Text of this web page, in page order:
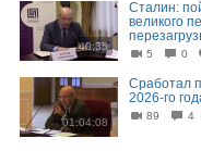
40:35
Сталин:
великого
5 0
01:04:08
Сработал
2026-го
89 4